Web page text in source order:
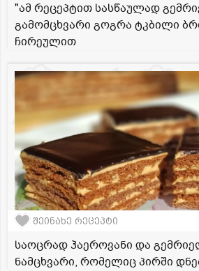
"ამ რეცეპტით სასწაულად
გამომცხვარი გოგრა ტკბილი
ჩირეულით
შეინახე რეცეპტი
საოცრად ჰაეროვანი და
ნამცხვარი, რომელიც პირში